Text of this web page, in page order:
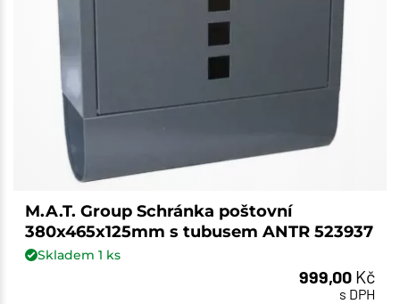
M.A.T. Group Schránka poštovní
380x465x125mm s tubusem ANTR 523937
Skladem 1 ks
999,00 Kč
s DPH